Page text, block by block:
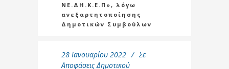
ΝΕ.ΔΗ.Κ.Ε.Π», λόγω
ανεξαρτητοποίησης
Δημοτικών Συμβούλων
28 Ιανουαρίου 2022
Σε
Αποφάσεις Δημοτικού